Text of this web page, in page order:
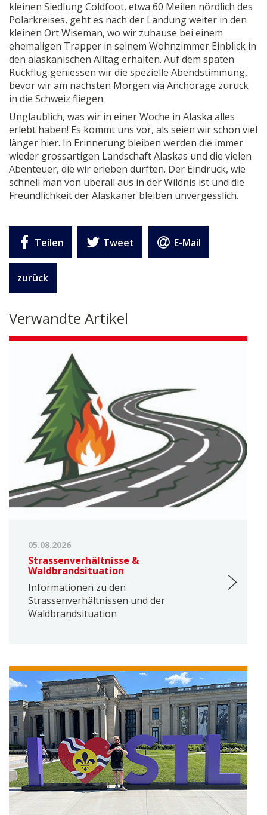
kleinen Siedlung Coldfoot, etwa 60 Meilen nördlich des
Polarkreises, geht es nach der Landung weiter in den
kleinen Ort Wiseman, wo wir zuhause bei einem
ehemaligen Trapper in seinem Wohnzimmer Einblick in
den alaskanischen Alltag erhalten. Auf dem späten
Rückflug geniessen wir die spezielle Abendstimmung,
bevor wir am nächsten Morgen via Anchorage zurück
in die Schweiz fliegen.
Unglaublich, was wir in einer Woche in Alaska alles
erlebt haben! Es kommt uns vor, als seien wir schon viel
länger hier. In Erinnerung bleiben werden die immer
wieder grossartigen Landschaft Alaskas und die vielen
Abenteuer, die wir erleben durften. Der Eindruck, wie
schnell man von überall aus in der Wildnis ist und die
Freundlichkeit der Alaskaner bleiben unvergesslich.
Teilen Tweet E-Mail
zurück
Verwandte Artikel
05.08.2026
Strassenverhältnisse &
Waldbrandsituation
Informationen zu den
Strassenverhältnissen und der
Waldbrandsituation